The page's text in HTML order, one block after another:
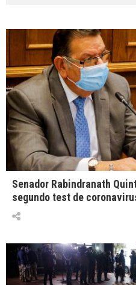
Senador Rabindranath
segundo test de